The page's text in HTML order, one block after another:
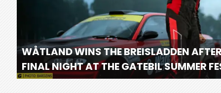
WÅTLAND WINS THE BREISLADDEN
FINAL NIGHT AT THE GATEBIL SUMMER